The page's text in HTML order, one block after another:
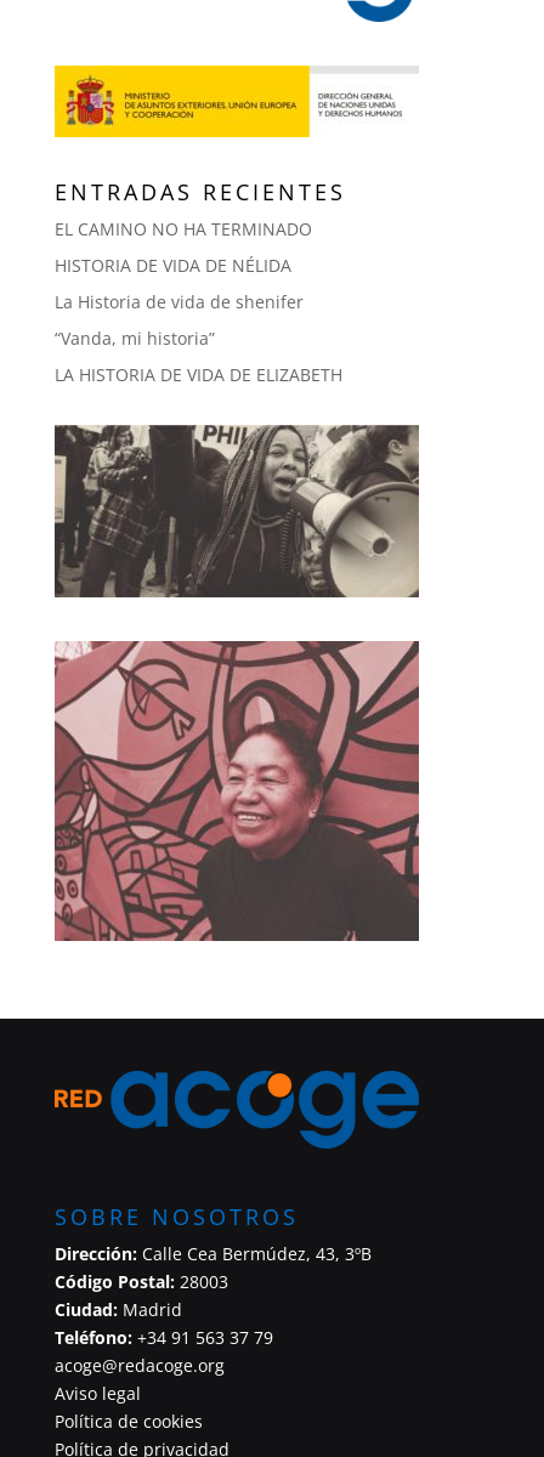
ENTRADAS RECIENTES
EL CAMINO NO HA TERMINADO
HISTORIA DE VIDA DE NÉLIDA
La Historia de vida de shenifer
“Vanda, mi historia”
LA HISTORIA DE VIDA DE ELIZABETH
SOBRE NOSOTROS
Dirección:Calle Cea Bermúdez, 43, 3ºB
Código Postal:28003
Ciudad:Madrid
Teléfono:+34 91 563 37 79
acoge@redacoge.org
Aviso legal
Política de cookies
Política de privacidad